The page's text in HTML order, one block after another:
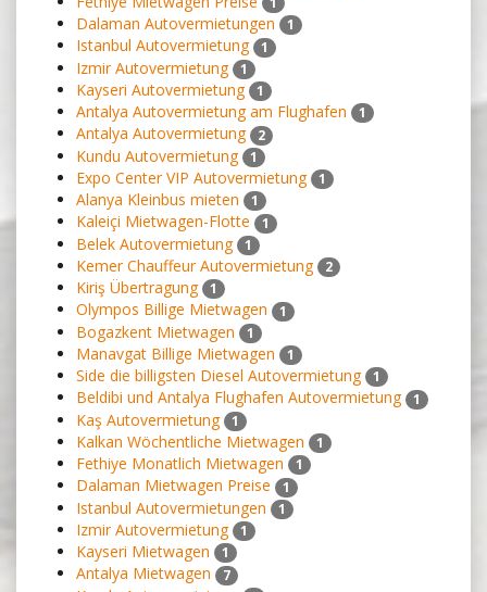
Dalaman Autovermietungen 1
Istanbul Autovermietung 1
Izmir Autovermietung 1
Kayseri Autovermietung 1
Antalya Autovermietung am Flughafen 1
Antalya Autovermietung 2
Kundu Autovermietung 1
Expo Center VIP Autovermietung 1
Alanya Kleinbus mieten 1
Kaleiçi Mietwagen-Flotte 1
Belek Autovermietung 1
Kemer Chauffeur Autovermietung 2
Kiriş Übertragung 1
Olympos Billige Mietwagen 1
Bogazkent Mietwagen 1
Manavgat Billige Mietwagen 1
Side die billigsten Diesel Autovermietung 1
Beldibi und Antalya Flughafen Autovermietung 1
Kaş Autovermietung 1
Kalkan Wöchentliche Mietwagen 1
Fethiye Monatlich Mietwagen 1
Dalaman Mietwagen Preise 1
Istanbul Autovermietungen 1
Izmir Autovermietung 1
Kayseri Mietwagen 1
Antalya Mietwagen 7